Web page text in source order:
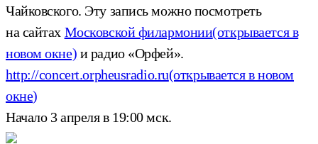
Чайковского. Эту запись можно посмотреть
на сайтах Московской филармонии(открывается в
новом окне) и радио «Орфей».
http://concert.orpheusradio.ru(открывается в новом
окне)
Начало 3 апреля в 19:00 мск.